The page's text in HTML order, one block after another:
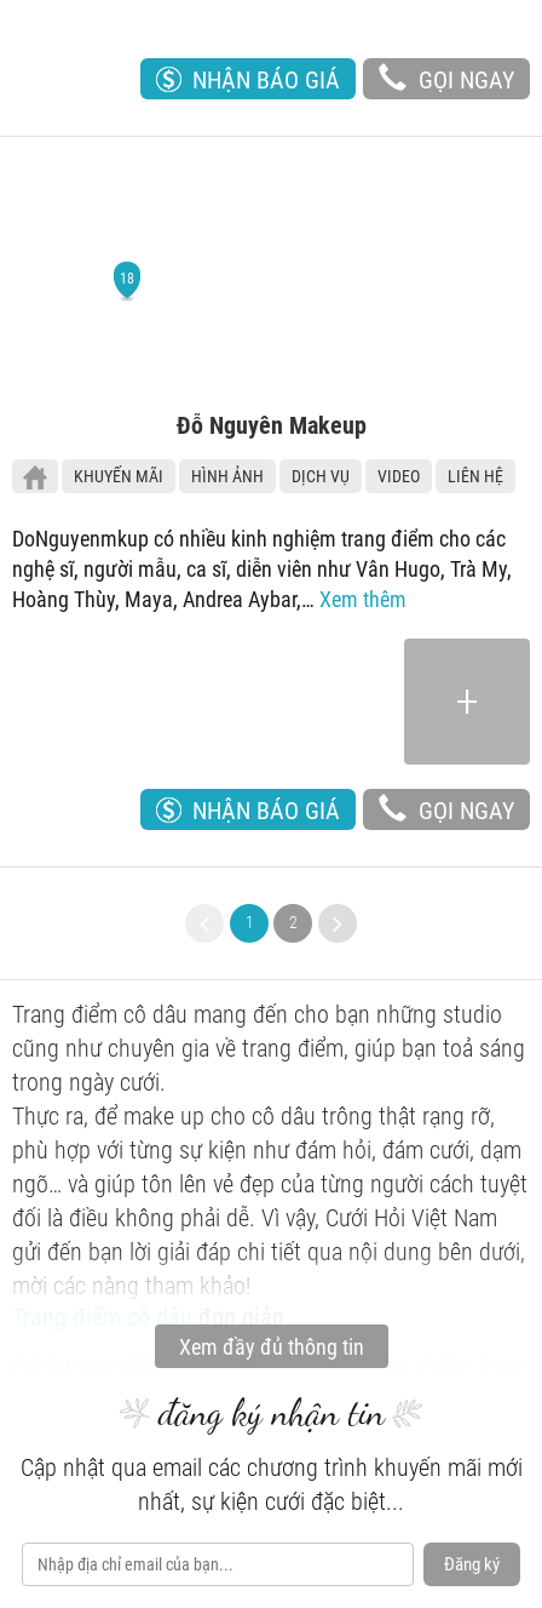
NHẬN BÁO GIÁ GỌI NGAY
Đỗ Nguyên Makeup
KHUYẾN MÃI HÌNH ẢNH DỊCH VỤ VIDEO LIÊN HỆ
DoNguyenmkup có nhiều kinh nghiệm trang điểm cho các
nghệ sĩ, người mẫu, ca sĩ, diễn viên như Vân Hugo, Trà My,
Hoàng Thùy, Maya, Andrea Aybar,… Xem thêm
NHẬN BÁO GIÁ GỌI NGAY
1 2
Trang điểm cô dâu mang đến cho bạn những studio
cũng như chuyên gia về trang điểm, giúp bạn toả sáng
trong ngày cưới.
Thực ra, để make up cho cô dâu trông thật rạng rỡ,
phù hợp với từng sự kiện như đám hỏi, đám cưới, dạm
ngõ… và giúp tôn lên vẻ đẹp của từng người cách tuyệt
đối là điều không phải dễ. Vì vậy, Cưới Hỏi Việt Nam
gửi đến bạn lời giải đáp chi tiết qua nội dung bên dưới,
mời các nàng tham khảo!
Trang điểm cô dâuđơn giản
Cách trang điểm tự nhiên, nhẹ nhàng luôn chiếm được
cảm tình của số đông các nàng dâu. Những nhà cung
cấp về trang điểm cô dâu thường ưu tiên cho xu
hướng make up này, điều đó không có nghĩa là vì cách
ấy dễ làm mà đây chính là nét đẹp không bao giờ lỗi
thời, không sợ bị lạc quẻ trong mọi trường hợp.
Sự đơn giản tinh tế thường mang lại vẻ đẹp dịu dàng,
Xem đầy đủ thông tin
đăng ký nhận tin
Cập nhật qua email các chương trình khuyến mãi mới
nhất, sự kiện cưới đặc biệt...
Đăng ký